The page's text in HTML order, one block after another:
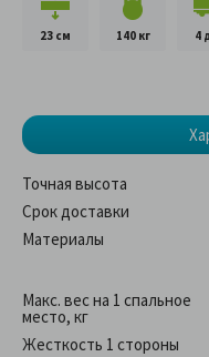
23 см 140 кг 4
Точная высота
Срок доставки
Материалы
Макс. вес на 1 спальное
место, кг
Жесткость 1 стороны